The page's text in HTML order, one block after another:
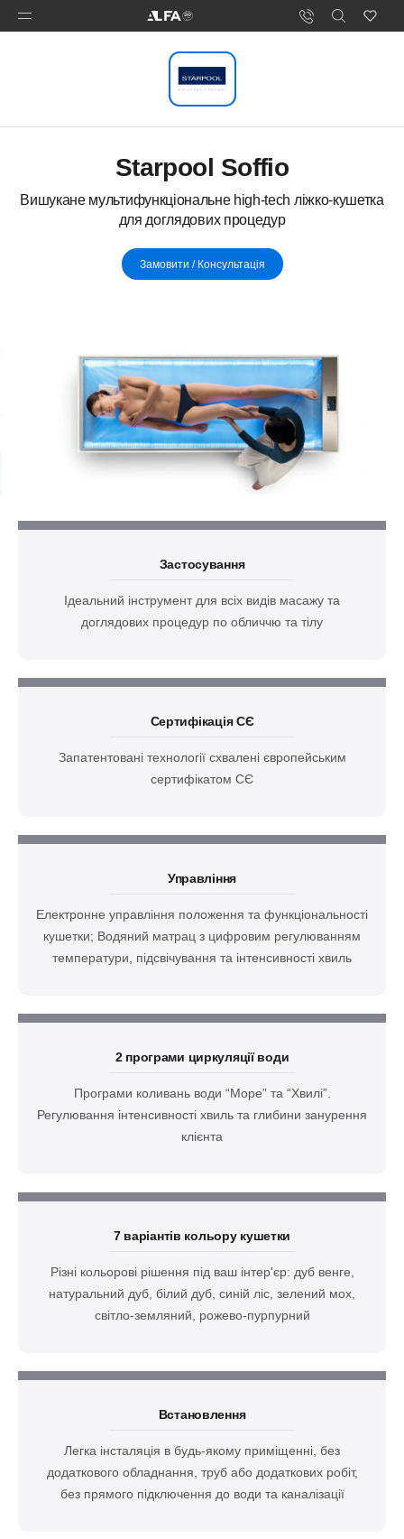
Starpool Soffio
Вишукане мультифункціональне high-tech ліжко-кушетка
для доглядових процедур
Замовити / Консультація
Застосування
Ідеальний інструмент для всіх видів масажу та
доглядових процедур по обличчю та тілу
Сертифікація CЄ
Запатентовані технології схвалені європейським
сертифікатом СЄ
Управління
Електронне управління положення та функціональності
кушетки; Водяний матрац з цифровим регулюванням
температури, підсвічування та інтенсивності хвиль
2 програми циркуляції води
Програми коливань води “Море” та “Хвилі”.
Регулювання інтенсивності хвиль та глибини занурення
клієнта
7 варіантів кольору кушетки
Різні кольорові рішення під ваш інтер'єр: дуб венге,
натуральний дуб, білий дуб, синій ліс, зелений мох,
світло-земляний, рожево-пурпурний
Встановлення
Легка інсталяція в будь-якому приміщенні, без
додаткового обладнання, труб або додаткових робіт,
без прямого підключення до води та каналізації